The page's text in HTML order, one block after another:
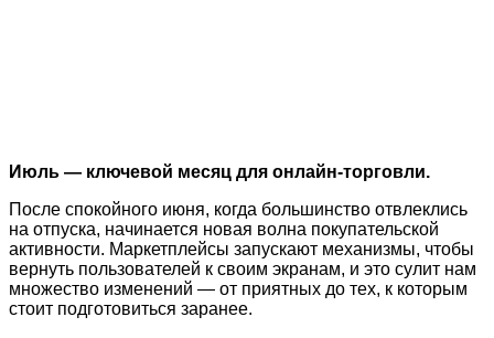
Июль — ключевой месяц для онлайн-торговли.
После спокойного июня, когда большинство отвлеклись
на отпуска, начинается новая волна покупательской
активности. Маркетплейсы запускают механизмы, чтобы
вернуть пользователей к своим экранам, и это сулит нам
множество изменений — от приятных до тех, к которым
стоит подготовиться заранее.